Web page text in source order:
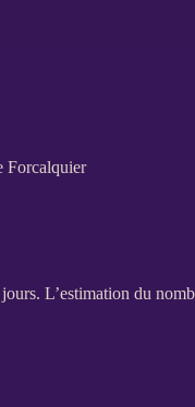
Forcalquier
L’estimation du